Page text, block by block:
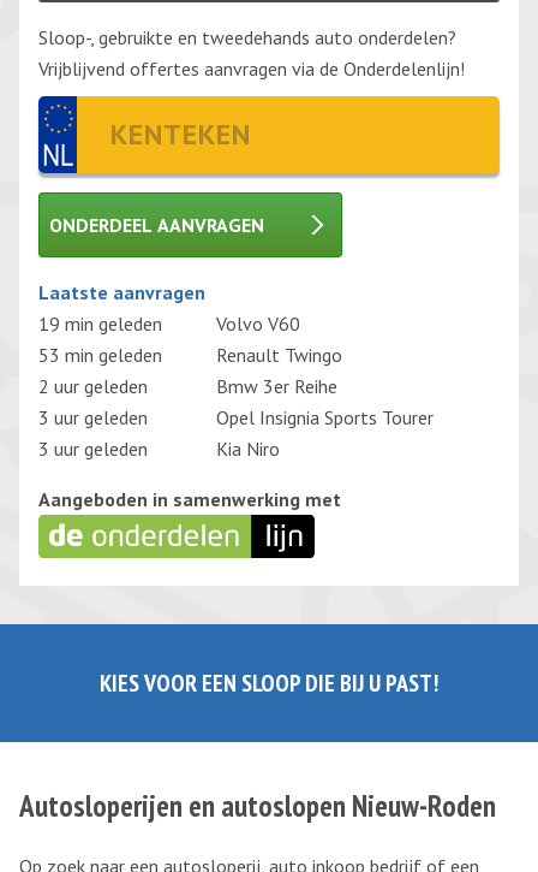
Sloop-, gebruikte en tweedehands auto onderdelen?
Vrijblijvend offertes aanvragen via de Onderdelenlijn!
ONDERDEEL AANVRAGEN
Gelieve dit veld leeg te laten.
Laatste aanvragen
19 min geleden
Volvo V60
53 min geleden
Renault Twingo
2 uur geleden
Bmw 3er Reihe
3 uur geleden
Opel Insignia Sports Tourer
3 uur geleden
Kia Niro
Aangeboden in samenwerking met
KIES VOOR EEN SLOOP DIE BIJ U PAST!
Autosloperijen en autoslopen Nieuw-Roden
Op zoek naar een autosloperij, auto inkoop bedrijf of een